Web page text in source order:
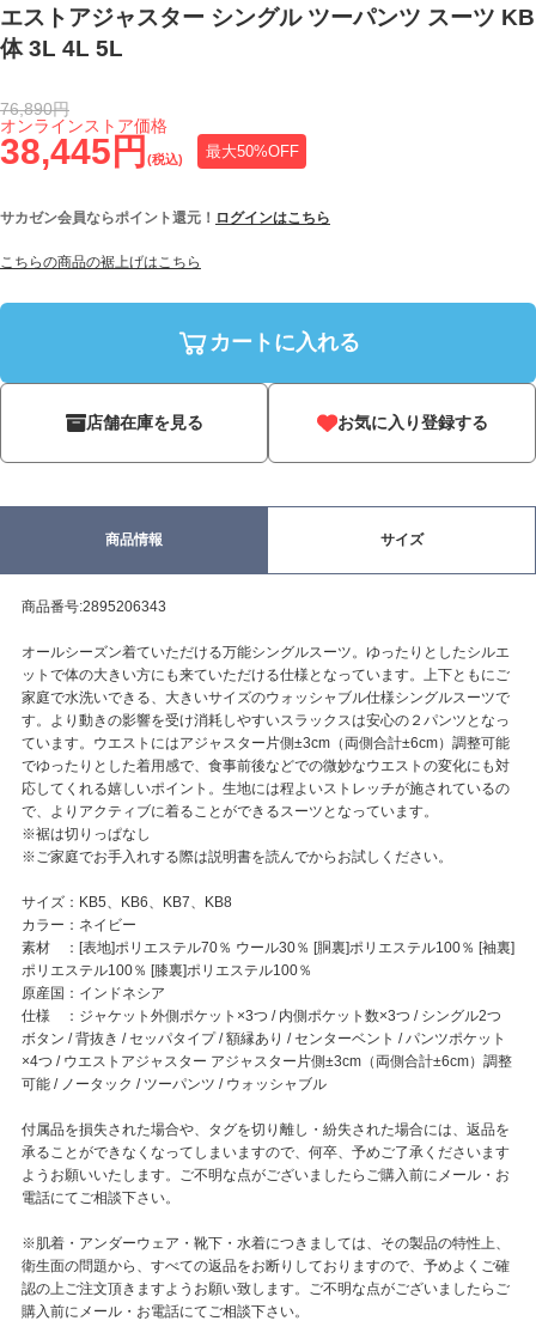
エストアジャスター シングル ツーパンツ スーツ KB
体 3L 4L 5L
38,445円 (税込) 最大50%OFF
オンラインストア価格
76,890円
サカゼン会員ならポイント還元！ ログインはこちら
こちらの商品の裾上げはこちら
カートに入れる
店舗在庫を見る お気に入り登録する
商品情報 サイズ
商品番号:2895206343
オールシーズン着ていただける万能シングルスーツ。ゆったりとしたシルエ
ットで体の大きい方にも来ていただける仕様となっています。上下ともにご
家庭で水洗いできる、大きいサイズのウォッシャブル仕様シングルスーツで
す。より動きの影響を受け消耗しやすいスラックスは安心の２パンツとなっ
ています。ウエストにはアジャスター片側±3cm（両側合計±6cm）調整可能
でゆったりとした着用感で、食事前後などでの微妙なウエストの変化にも対
応してくれる嬉しいポイント。生地には程よいストレッチが施されているの
で、よりアクティブに着ることができるスーツとなっています。
※裾は切りっぱなし
※ご家庭でお手入れする際は説明書を読んでからお試しください。
サイズ：KB5、KB6、KB7、KB8
カラー：ネイビー
素材 ：[表地]ポリエステル70％ ウール30％ [胴裏]ポリエステル100％ [袖裏]
ポリエステル100％ [膝裏]ポリエステル100％
原産国：インドネシア
仕様 ：ジャケット外側ポケット×3つ / 内側ポケット数×3つ / シングル2つ
ボタン / 背抜き / セッパタイプ / 額縁あり / センターベント / パンツポケット
×4つ / ウエストアジャスター アジャスター片側±3cm（両側合計±6cm）調整
可能 / ノータック / ツーパンツ / ウォッシャブル
付属品を損失された場合や、タグを切り離し・紛失された場合には、返品を
承ることができなくなってしまいますので、何卒、予めご了承くださいます
ようお願いいたします。ご不明な点がございましたらご購入前にメール・お
電話にてご相談下さい。
※肌着・アンダーウェア・靴下・水着につきましては、その製品の特性上、
衛生面の問題から、すべての返品をお断りしておりますので、予めよくご確
認の上ご注文頂きますようお願い致します。ご不明な点がございましたらご
購入前にメール・お電話にてご相談下さい。